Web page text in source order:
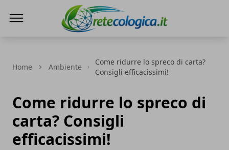
Home Ambiente
Come ridurre lo spreco di carta?
Consigli efficacissimi!
Come ridurre lo spreco di
carta? Consigli
efficacissimi!